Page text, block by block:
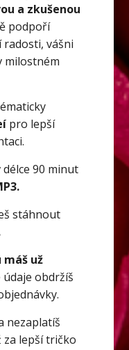
a zkušenou
podpoří
radosti, vášni
milostném
pro lepší
délce 90 minut
stáhnout
máš už
obdržíš
nezaplatíš
za lepší tričko